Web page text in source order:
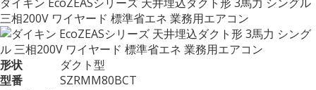
三相200V ワイヤード 標準省エネ 業務用エアコン
形状
ダクト型
型番
SZRMM80BCT